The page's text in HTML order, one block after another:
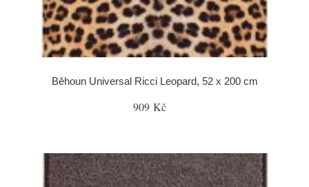
Běhoun Universal Ricci Leopard, 52 x 200 cm
909 Kč